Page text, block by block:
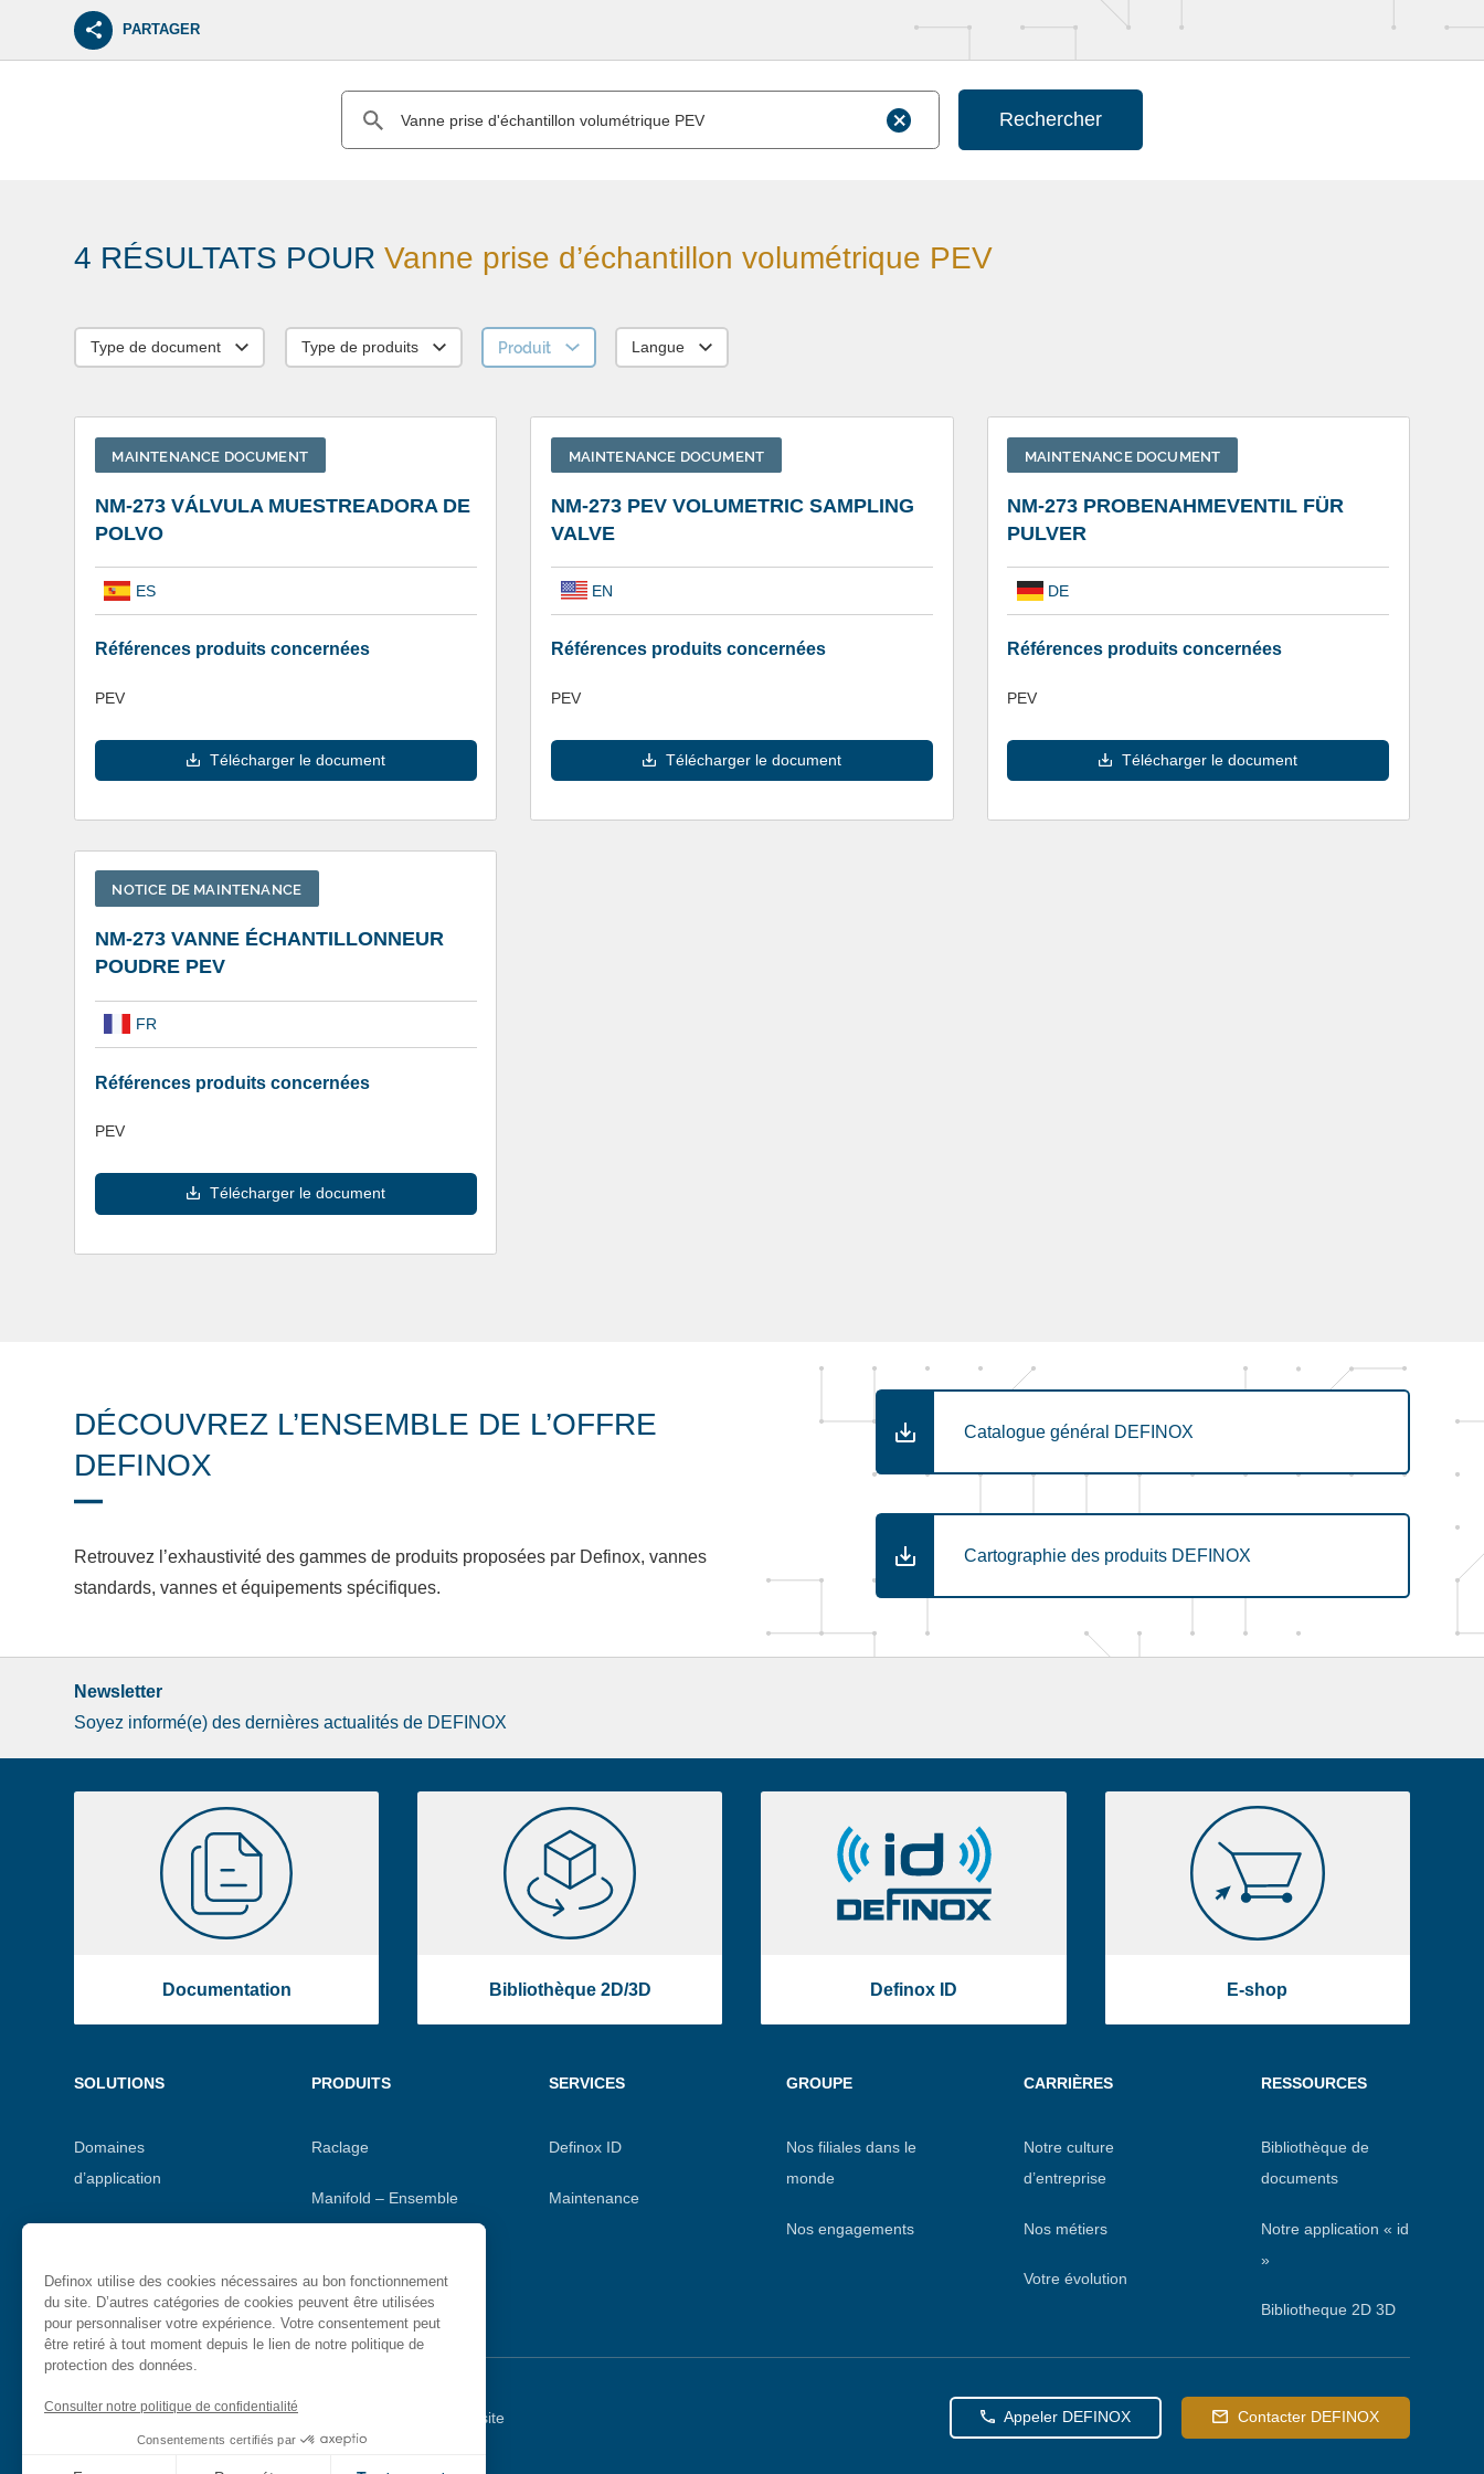
PARTAGER
Rechercher
4 RÉSULTATS POURVanne prise d’échantillon volumétrique PEV
Type de document Type de produits Produit Langue
MAINTENANCE DOCUMENT
NM-273 VÁLVULA MUESTREADORA DE
POLVO
ES
Références produits concernées
PEV
Télécharger le document
MAINTENANCE DOCUMENT
NM-273 PEV VOLUMETRIC SAMPLING
VALVE
EN
Références produits concernées
PEV
Télécharger le document
MAINTENANCE DOCUMENT
NM-273 PROBENAHMEVENTIL FÜR
PULVER
DE
Références produits concernées
PEV
Télécharger le document
NOTICE DE MAINTENANCE
NM-273 VANNE ÉCHANTILLONNEUR
POUDRE PEV
FR
Références produits concernées
PEV
Télécharger le document
DÉCOUVREZ L’ENSEMBLE DE L’OFFRE
DEFINOX
Retrouvez l’exhaustivité des gammes de produits proposées par Definox, vannes
standards, vannes et équipements spécifiques.
Catalogue général DEFINOX
Cartographie des produits DEFINOX
Newsletter
Soyez informé(e) des dernières actualités de DEFINOX
Documentation
Documentation
Bibliothèque 2D/3D
Bibliothèque
2D/3D
Definox ID
ID
E-shop
shop
Menu
SOLUTIONS
Domaines
d’application
Gestion de process
PRODUITS
Raclage
Manifold – Ensemble
de vannes
Vannes aseptiques
SERVICES
Definox ID
Maintenance
GROUPE
Nos filiales dans le
monde
Nos engagements
CARRIÈRES
Notre culture
d’entreprise
Nos métiers
Votre évolution
RESSOURCES
Bibliothèque de
documents
Notre application « id
»
Bibliotheque 2D 3D
Menu
secondaire
Mentions légales Politique de confidentialité Plan du site Appeler DEFINOX Contacter DEFINOX
Definox utilise des cookies nécessaires au bon fonctionnement
du site. D’autres catégories de cookies peuvent être utilisées
pour personnaliser votre expérience. Votre consentement peut
être retiré à tout moment depuis le lien de notre politique de
protection des données.
Consulter notre politique de confidentialité
Consentements certifiés par